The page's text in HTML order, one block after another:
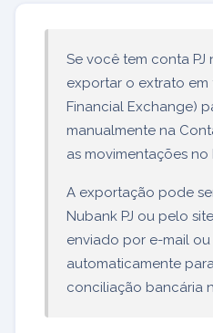
Se você tem conta
exportar o extrato em
Financial Exchange)
manualmente na
as movimentações no
A exportação pode
Nubank PJ ou pelo
enviado por e-mail
automaticamente
conciliação bancária